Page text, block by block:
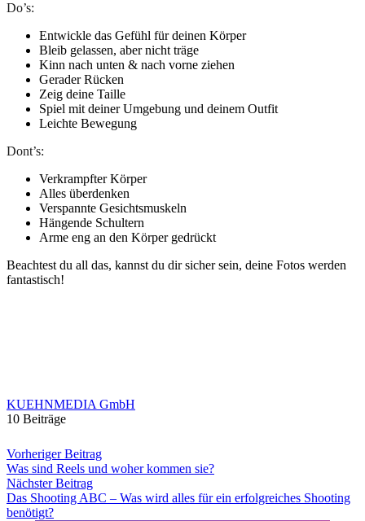
Do’s:
Entwickle das Gefühl für deinen Körper
Bleib gelassen, aber nicht träge
Kinn nach unten & nach vorne ziehen
Gerader Rücken
Zeig deine Taille
Spiel mit deiner Umgebung und deinem Outfit
Leichte Bewegung
Dont’s:
Verkrampfter Körper
Alles überdenken
Verspannte Gesichtsmuskeln
Hängende Schultern
Arme eng an den Körper gedrückt
Beachtest du all das, kannst du dir sicher sein, deine Fotos werden
fantastisch!
KUEHNMEDIA GmbH
10 Beiträge
Vorheriger Beitrag
Was sind Reels und woher kommen sie?
Nächster Beitrag
Das Shooting ABC – Was wird alles für ein erfolgreiches Shooting
benötigt?